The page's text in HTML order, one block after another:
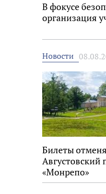
В фокусе
организация
Новости
Билеты
Августовский
«Монрепо»